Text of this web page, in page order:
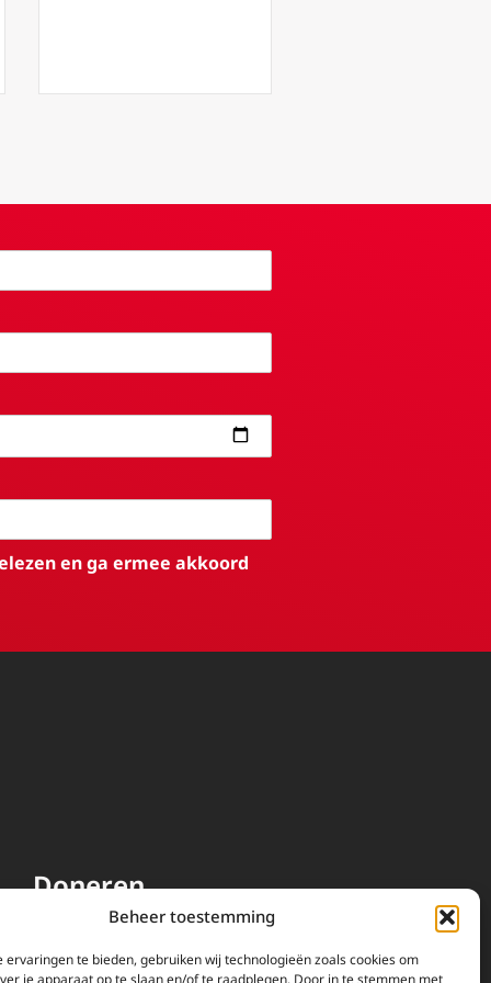
Beheer toestemming
ervaringen te bieden, gebruiken wij technologieën zoals cookies om
je apparaat op te slaan en/of te raadplegen. Door in te stemmen met
en ga ermee akkoord
Doneren
EWTN wordt uitsluitend
gefinancierd door uw donaties.